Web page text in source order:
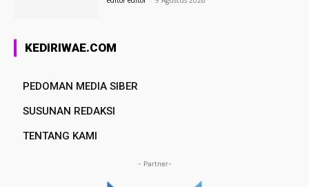
KEDIRIWAE.COM
PEDOMAN MEDIA SIBER
SUSUNAN REDAKSI
TENTANG KAMI
- Partner-